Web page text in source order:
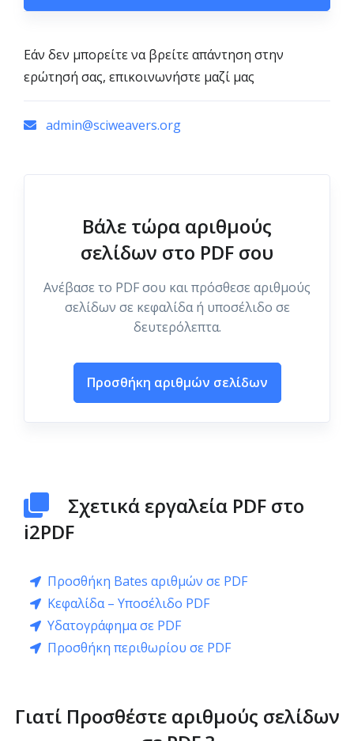
Εάν δεν μπορείτε να βρείτε απάντηση στην
ερώτησή σας, επικοινωνήστε μαζί μας
admin@sciweavers.org
Βάλε τώρα αριθμούς
σελίδων στο PDF σου
Ανέβασε το PDF σου και πρόσθεσε αριθμούς
σελίδων σε κεφαλίδα ή υποσέλιδο σε
δευτερόλεπτα.
Προσθήκη αριθμών σελίδων
Σχετικά εργαλεία PDF στο
i2PDF
Προσθήκη Bates αριθμών σε PDF
Κεφαλίδα – Υποσέλιδο PDF
Υδατογράφημα σε PDF
Προσθήκη περιθωρίου σε PDF
Γιατί Προσθέστε αριθμούς σελίδων